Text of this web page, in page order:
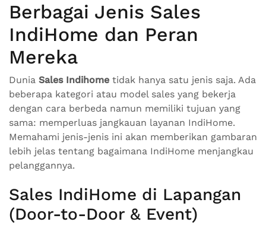
Berbagai Jenis Sales
IndiHome dan Peran
Mereka
Dunia Sales Indihome tidak hanya satu jenis saja. Ada
beberapa kategori atau model sales yang bekerja
dengan cara berbeda namun memiliki tujuan yang
sama: memperluas jangkauan layanan IndiHome.
Memahami jenis-jenis ini akan memberikan gambaran
lebih jelas tentang bagaimana IndiHome menjangkau
pelanggannya.
Sales IndiHome di Lapangan
(Door-to-Door & Event)